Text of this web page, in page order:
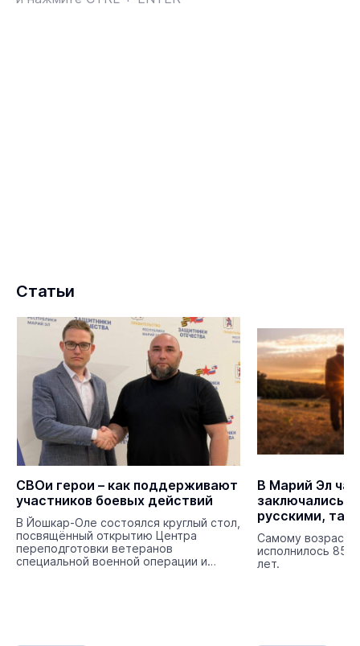
Статьи
СВОи герои – как поддерживают
участников боевых действий
В Йошкар-Оле состоялся круглый стол,
посвящённый открытию Центра
переподготовки ветеранов
специальной военной операции и
В Марий Эл
заключались
русскими,
марийцами
Самому
исполнилось 85
лет.